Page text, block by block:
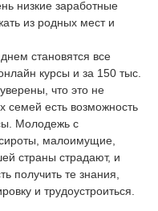
низкие заработные
из родных мест и
становятся все
курсы и за 150 тыс.
что это не
семей есть возможность
Молодежь с
малоимущие,
страны страдают, и
получить те знания,
и трудоустроиться.